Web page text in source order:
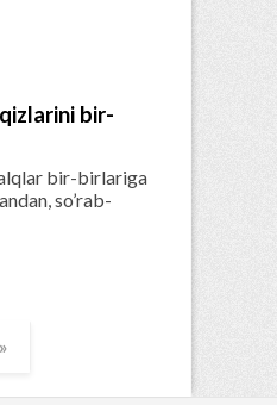
bir-
bir-birlariga
so’rab-
»